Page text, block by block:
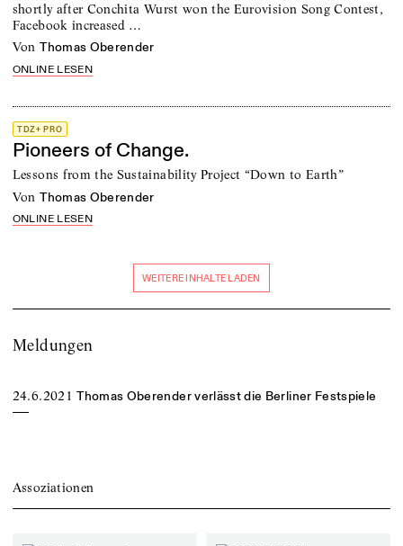
shortly after Conchita Wurst won the Eurovision Song Contest,
Facebook increased …
von Thomas Oberender
ONLINE LESEN
TDZ+ PRO
Pioneers of Change.
Lessons from the Sustainability Project “Down to Earth”
von Thomas Oberender
ONLINE LESEN
WEITERE INHALTE LADEN
Meldungen
24.6.2021 Thomas Oberender verlässt die Berliner Festspiele
Assoziationen